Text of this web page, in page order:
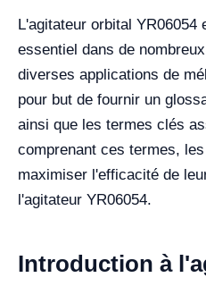
L'agitateur orbital YR06054
essentiel dans de
diverses applications de
pour but de fournir un
ainsi que les termes clés
comprenant ces termes,
maximiser l'efficacité de
l'agitateur YR06054.
Introduction à